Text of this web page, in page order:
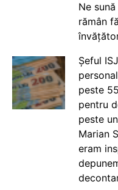
Ne
rămân
Șeful
peste
pentru
peste
Marian
eram